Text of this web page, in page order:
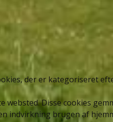
der er kategoriseret
Disse cookies
indvirkning brugen af